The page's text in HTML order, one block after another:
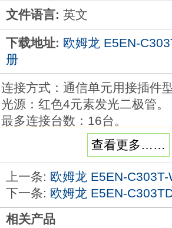
文件语言: 英文
下载地址: 欧姆龙 E5EN-
册
连接方式：通信单元用接插件型
光源：红色4元素发光二极管。
最多连接台数：16台。
最多连接台数使用E3X-CRT时
最多连接台数使用E3X-ECT时
E5EN-C303T-FLK-N手册。种
控制器。
尺寸：1/8DIN，48×96×78mm
电源电压：AC/DC24V
查看更多……
上一条: 欧姆龙 E5EN-
下一条: 欧姆龙 E5EN-
相关产品